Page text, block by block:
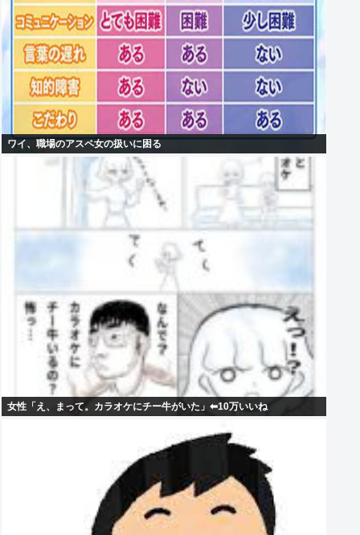
ワイ、職場のアスペ女の扱いに困る
女性「え、まって。カラオケにチー牛がいた」⬅10万いいね